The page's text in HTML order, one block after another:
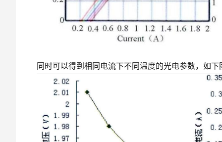
同时可以得到相同电流下不同温度的光电参数，如下